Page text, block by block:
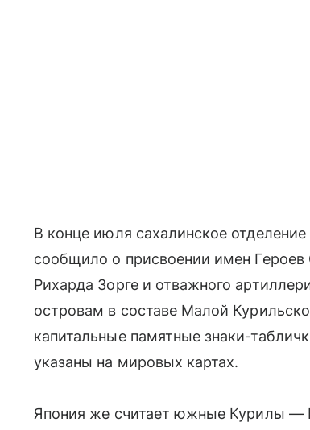
В конце июля сахалинское
сообщило о присвоении имен Героев
Рихарда Зорге и отважного
островам в составе Малой
капитальные памятные знаки-
указаны на мировых картах.
Япония же считает южные Курилы —